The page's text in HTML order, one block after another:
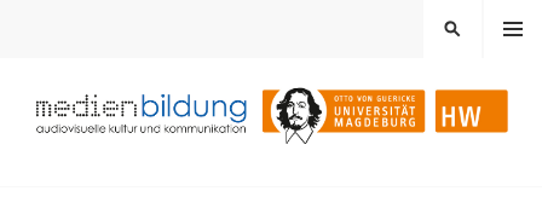
Audiovisuelle Kultur und Kommunikation
MENÜ
SUCHEN